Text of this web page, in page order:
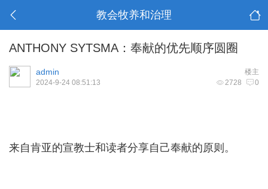
教会牧养和治理
ANTHONY SYTSMA：奉献的优先顺序圆圈
楼主
admin
2728 0
2024-9-24 08:51:13
来自肯亚的宣教士和读者分享自己奉献的原则。